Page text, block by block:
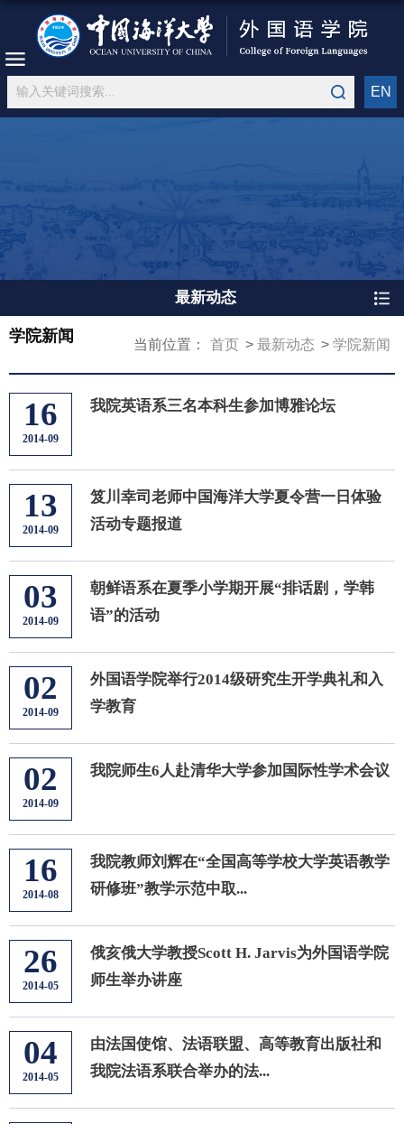
EN
最新动态
当前位置： 首页 最新动态 学院新闻
学院新闻
16
2014-09
我院英语系三名本科生参加博雅论坛
13
2014-09
笈川幸司老师中国海洋大学夏令营一日体验
活动专题报道
03
2014-09
朝鲜语系在夏季小学期开展“排话剧，学韩
语”的活动
02
2014-09
外国语学院举行2014级研究生开学典礼和入
学教育
02
2014-09
我院师生6人赴清华大学参加国际性学术会议
16
2014-08
我院教师刘辉在“全国高等学校大学英语教学
研修班”教学示范中取...
26
2014-05
俄亥俄大学教授Scott H. Jarvis为外国语学院
师生举办讲座
04
2014-05
由法国使馆、法语联盟、高等教育出版社和
我院法语系联合举办的法...